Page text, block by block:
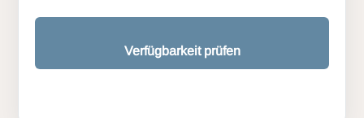
Verfügbarkeit prüfen